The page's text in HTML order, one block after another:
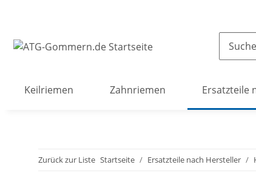
Keilriemen Zahnriemen Ersatzteile
Zurück zur Liste Startseite Ersatzteile nach Hersteller